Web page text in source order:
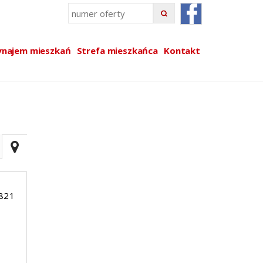
mieszkań Strefa mieszkańca Kontakt